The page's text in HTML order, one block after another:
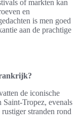
of markten kan
en
is men goed
aan de prachtige
de iconische
Saint-Tropez, evenals
stranden rond